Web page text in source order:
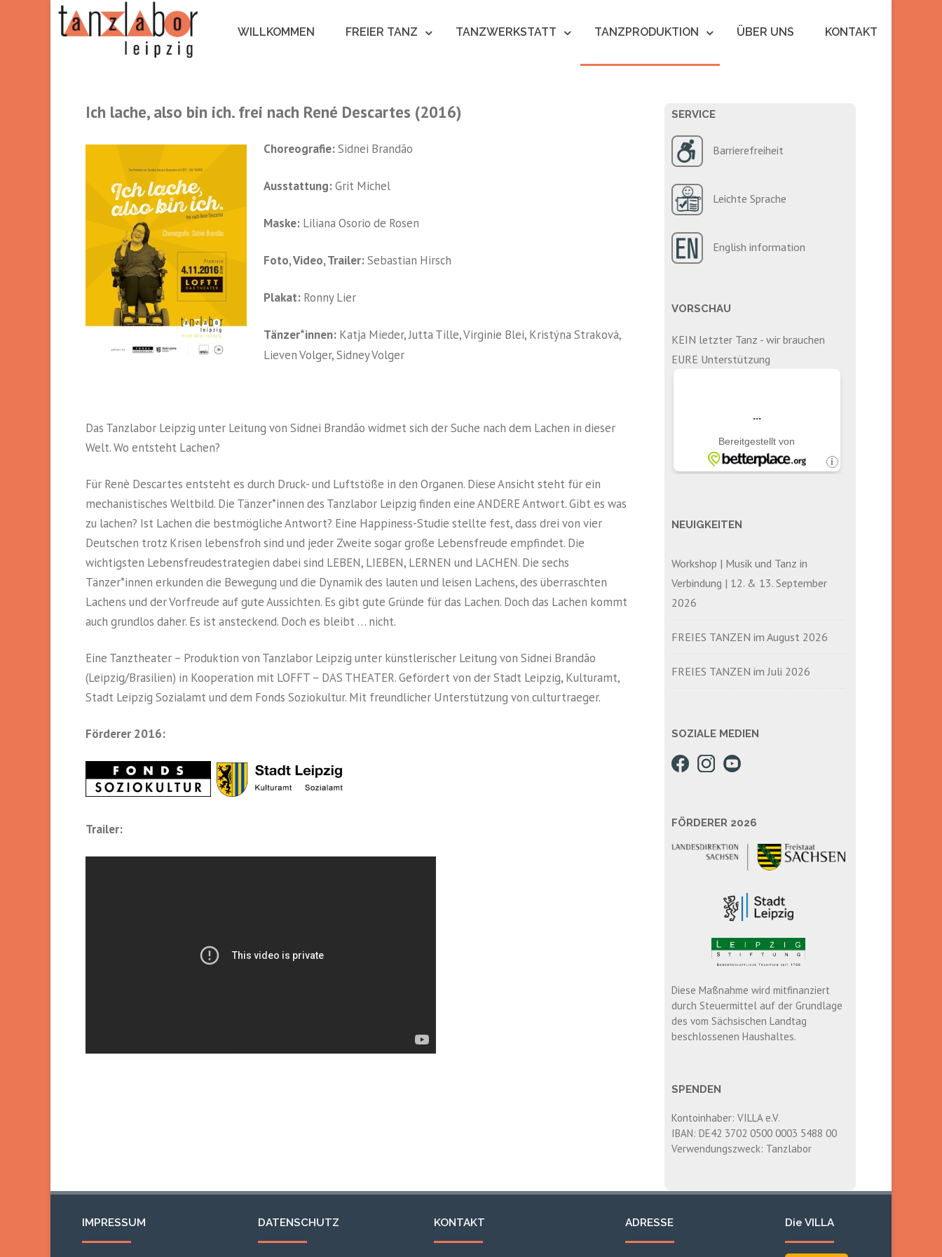
WILLKOMMEN FREIER TANZ TANZWERKSTATT TANZPRODUKTION ÜBER UNS KONTAKT
Ich lache, also bin ich. frei nach René Descartes (2016)
Choreografie:Sidnei Brandão
Ausstattung:Grit Michel
Maske: Liliana Osorio de Rosen
Foto, Video, Trailer:Sebastian Hirsch
Plakat: Ronny Lier
Tänzer*innen: Katja Mieder, Jutta Tille, Virginie Blei, Kristýna Straková,
Lieven Volger, Sidney Volger
Das Tanzlabor Leipzig unter Leitung von Sidnei Brandão widmet sich der Suche nach dem Lachen in dieser
Welt. Wo entsteht Lachen?
Für Renè Descartes entsteht es durch Druck- und Luftstöße in den Organen. Diese Ansicht steht für ein
mechanistisches Weltbild. Die Tänzer*innen des Tanzlabor Leipzig finden eine ANDERE Antwort. Gibt es was
zu lachen? Ist Lachen die bestmögliche Antwort? Eine Happiness-Studie stellte fest, dass drei von vier
Deutschen trotz Krisen lebensfroh sind und jeder Zweite sogar große Lebensfreude empfindet. Die
wichtigsten Lebensfreudestrategien dabei sind LEBEN, LIEBEN, LERNEN und LACHEN. Die sechs
Tänzer*innen erkunden die Bewegung und die Dynamik des lauten und leisen Lachens, des überraschten
Lachens und der Vorfreude auf gute Aussichten. Es gibt gute Gründe für das Lachen. Doch das Lachen kommt
auch grundlos daher. Es ist ansteckend. Doch es bleibt … nicht.
Eine Tanztheater – Produktion von Tanzlabor Leipzig unter künstlerischer Leitung von Sidnei Brandão
(Leipzig/Brasilien) in Kooperation mit LOFFT – DAS THEATER. Gefördert von der Stadt Leipzig, Kulturamt,
Stadt Leipzig Sozialamt und dem Fonds Soziokultur. Mit freundlicher Unterstützung von culturtraeger.
Förderer 2016:
Trailer:
SERVICE
Barrierefreiheit
Leichte Sprache
English information
VORSCHAU
KEIN letzter Tanz - wir brauchen
EURE Unterstützung
NEUIGKEITEN
Workshop | Musik und Tanz in
Verbindung | 12. & 13. September
2026
FREIES TANZEN im August 2026
FREIES TANZEN im Juli 2026
SOZIALE MEDIEN
FÖRDERER 2026
Diese Maßnahme wird mitfinanziert
durch Steuermittel auf der Grundlage
des vom Sächsischen Landtag
beschlossenen Haushaltes.
SPENDEN
Kontoinhaber: VILLA e.V.
IBAN: DE42 3702 0500 0003 5488 00
Verwendungszweck: Tanzlabor
IMPRESSUM DATENSCHUTZ KONTAKT ADRESSE Die VILLA